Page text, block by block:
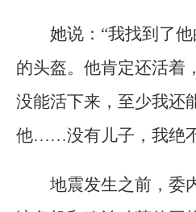
她说：“我找到了
的头盔。他肯定还活着
没能活下来，至少我还
他……没有儿子，我绝
地震发生之前，委